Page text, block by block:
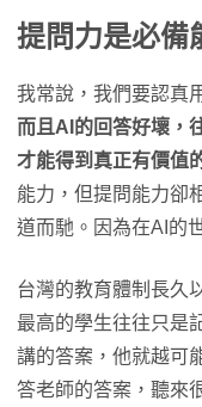
提問力是必備
我常說，我們要認真
而且AI的回答好壞，
才能得到真正有價值
能力，但提問能力卻
道而馳。因為在AI的
台灣的教育體制長久
最高的學生往往只是
講的答案，他就越可
答老師的答案，聽來